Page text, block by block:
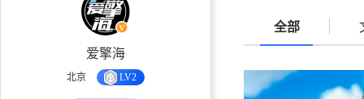
爱擎海
北京 LV2
全部